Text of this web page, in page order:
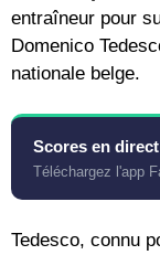
entraîneur pour
Domenico
nationale belge.
Scores en
Téléchargez l'app
Tedesco, connu